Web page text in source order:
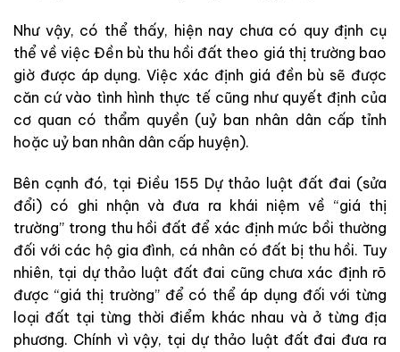
Như vậy, có thể thấy, hiện nay chưa có quy định cụ
thể về việc Đền bù thu hồi đất theo giá thị trường bao
giờ được áp dụng. Việc xác định giá đền bù sẽ được
căn cứ vào tình hình thực tế cũng như quyết định của
cơ quan có thẩm quyền (uỷ ban nhân dân cấp tỉnh
hoặc uỷ ban nhân dân cấp huyện).
Bên cạnh đó, tại Điều 155 Dự thảo luật đất đai (sửa
đổi) có ghi nhận và đưa ra khái niệm về “giá thị
trường” trong thu hồi đất để xác định mức bồi thường
đối với các hộ gia đình, cá nhân có đất bị thu hồi. Tuy
nhiên, tại dự thảo luật đất đai cũng chưa xác định rõ
được “giá thị trường” để có thể áp dụng đối với từng
loại đất tại từng thời điểm khác nhau và ở từng địa
phương. Chính vì vậy, tại dự thảo luật đất đai đưa ra